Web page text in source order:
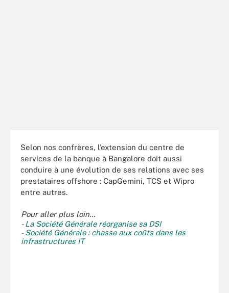
Selon nos confrères, l’extension du centre de
services de la banque à Bangalore doit aussi
conduire à une évolution de ses relations avec ses
prestataires offshore : CapGemini, TCS et Wipro
entre autres.
Pour aller plus loin...
-La Société Générale réorganise sa DSI
-Société Générale : chasse aux coûts dans les
infrastructures IT